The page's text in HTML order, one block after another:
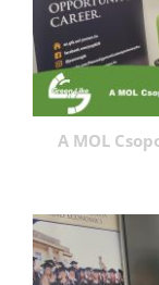
A MOL